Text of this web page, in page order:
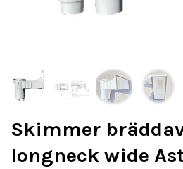
Skimmer
longneck wide